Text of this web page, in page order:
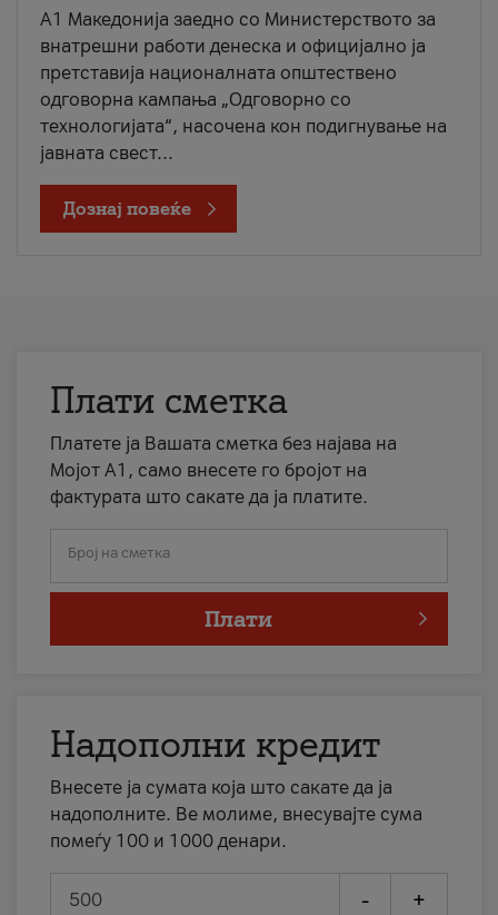
A1 Македонија заедно со Министерството за
внатрешни работи денеска и официјално ја
претставија националната општествено
одговорна кампања „Одговорно со
технологијата“, насочена кон подигнување на
јавната свест...
Дознај повеќе
Плати сметка
Платете ја Вашата сметка без најава на
Мојот А1, само внесете го бројот на
фактурата што сакате да ја платите.
Број на сметка
Плати
Надополни кредит
Внесете ја сумата која што сакате да ја
надополните. Ве молиме, внесувајте сума
помеѓу 100 и 1000 денари.
- +